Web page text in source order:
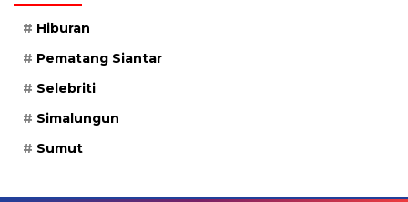
Hiburan
Pematang Siantar
Selebriti
Simalungun
Sumut